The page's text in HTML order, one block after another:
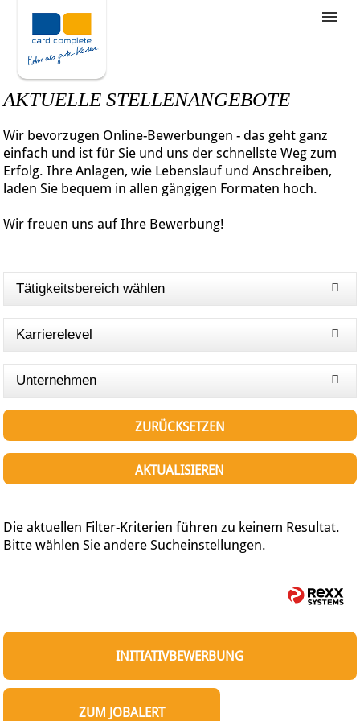
Stellenangebote
Unternehmensziele
Wie bewerbe ich mich
AKTUELLE STELLENANGEBOTE
Wir bevorzugen Online-Bewerbungen - das geht ganz
einfach und ist für Sie und uns der schnellste Weg zum
Erfolg. Ihre Anlagen, wie Lebenslauf und Anschreiben,
laden Sie bequem in allen gängigen Formaten hoch.
Wir freuen uns auf Ihre Bewerbung!
Tätigkeitsbereich wählen
Karrierelevel
Unternehmen
ZURÜCKSETZEN
AKTUALISIEREN
Die aktuellen Filter-Kriterien führen zu keinem Resultat.
Bitte wählen Sie andere Sucheinstellungen.
INITIATIVBEWERBUNG
ZUM JOBALERT